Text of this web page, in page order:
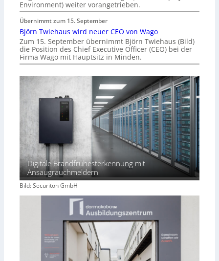
Environment) weiter vorangetrieben.
Übernimmt zum 15. September
Björn Twiehaus wird neuer CEO von Wago
Zum 15. September übernimmt Björn Twiehaus (Bild)
die Position des Chief Executive Officer (CEO) bei der
Firma Wago mit Hauptsitz in Minden.
Digitale Brandfrühesterkennung mit
Ansaugrauchmeldern
Bild: Securiton GmbH